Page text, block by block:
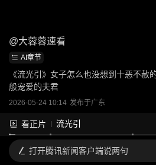
@大蓉蓉速看
AI章节
《流光引》女子怎么也没想到十恶不赦
般宠爱的夫君
2026-05-24 10:14 发布于广东
看正片 流光引
打开腾讯新闻客户端说两句